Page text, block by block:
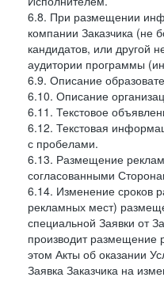
6.8. При размещении
компании Заказчика (не
кандидатов, или другой
аудитории программы
6.9. Описание
6.10. Описание
6.11. Текстовое
6.12. Текстовая
с пробелами.
6.13. Размещение
согласованными
6.14. Изменение сроков
рекламных мест)
специальной Заявки от
производит размещение
этом Акты об оказании
Заявка Заказчика на